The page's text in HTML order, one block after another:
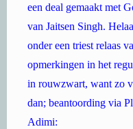
een deal gemaakt met
van Jaitsen Singh.
onder een triest relaas
opmerkingen in het
in rouwzwart, want zo
dan; beantoording via
Adimi: